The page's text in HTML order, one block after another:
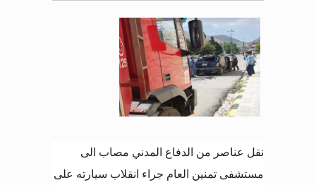
نقل عناصر من الدفاع المدني مصاب الى
مستشفى تمنين العام جراء انقلاب سيارته على